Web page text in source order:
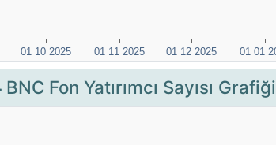
BNC Fon Yatırımcı Sayısı Grafiği